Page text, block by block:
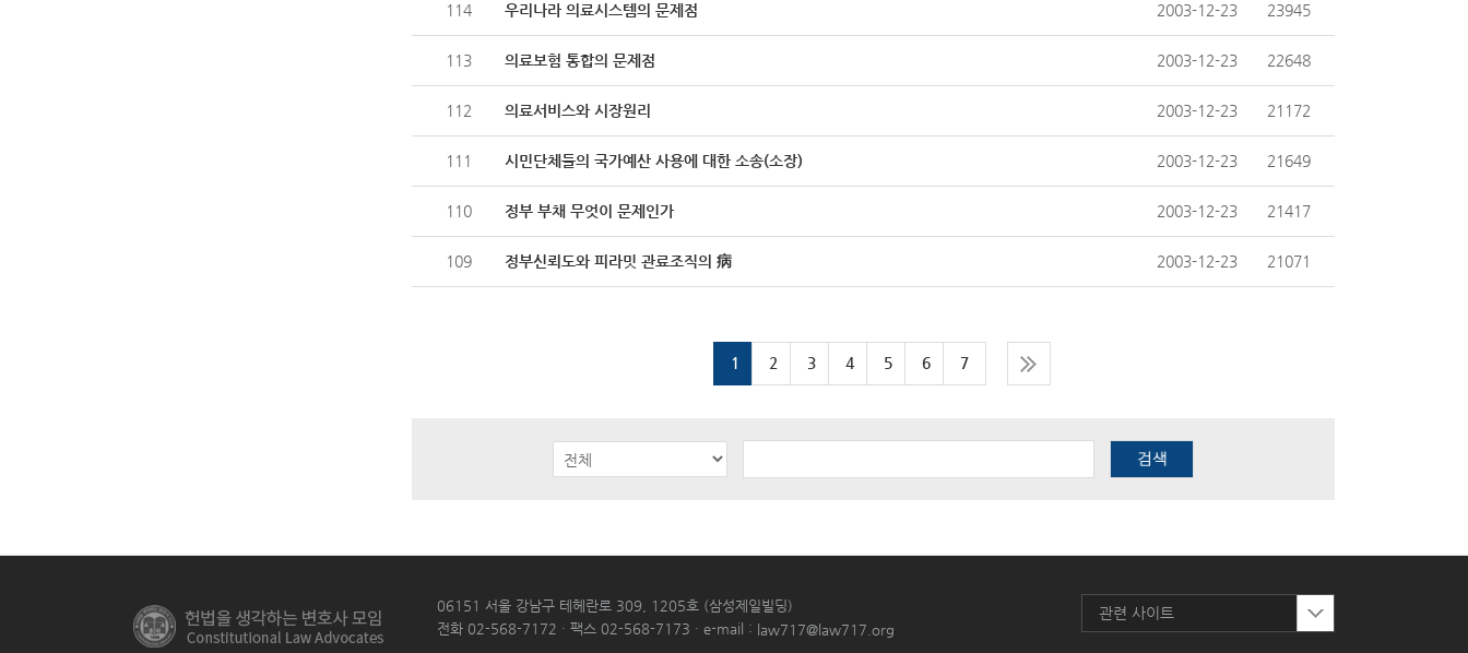
114 우리나라 의료시스템의 문제점 2003-12-23 23945
113 의료보험 통합의 문제점 2003-12-23 22648
112 의료서비스와 시장원리 2003-12-23 21172
111 시민단체들의 국가예산 사용에 대한 소송(소장) 2003-12-23 21649
110 정부 부채 무엇이 문제인가 2003-12-23 21417
109 정부신뢰도와 피라밋 관료조직의 病 2003-12-23 21071
1 2 3 4 5 6 7
06151 서울 강남구 테헤란로 309, 1205호 (삼성제일빌딩)
전화 02-568-7172 · 팩스 02-568-7173 · e-mail : law717@law717.org
관련 사이트